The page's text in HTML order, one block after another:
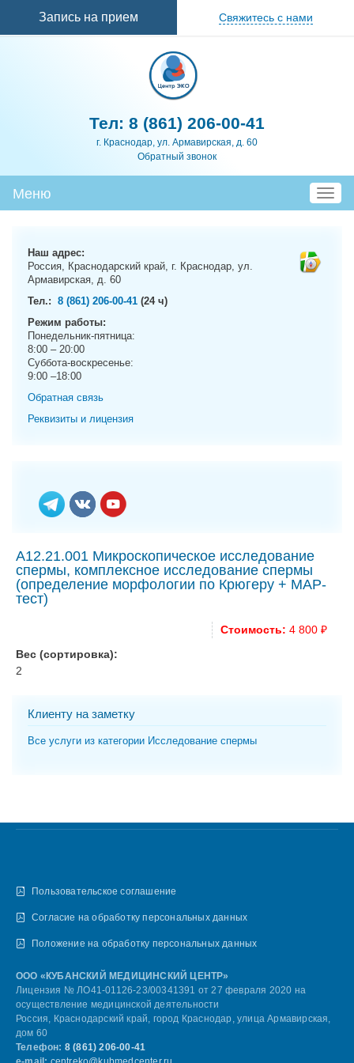
Запись на прием Свяжитесь с нами
Тел: 8 (861) 206-00-41
г. Краснодар, ул. Армавирская, д. 60
Обратный звонок
T
o
Меню
Наш адрес:
Россия, Краснодарский край, г. Краснодар, ул.
Армавирская, д. 60
Тел.: 8 (861) 206-00-41 (24 ч)
Режим работы:
Понедельник-пятница:
8:00 – 20:00
Суббота-воскресенье:
9:00 –18:00
Обратная связь
Реквизиты и лицензия
A12.21.001 Микроскопическое исследование
спермы, комплексное исследование спермы
(определение морфологии по Крюгеру + MAР-
тест)
Стоимость: 4 800 ₽
Вес (сортировка):
2
Клиенту на заметку
Все услуги из категории Исследование спермы
Пользовательское соглашение
Согласие на обработку персональных данных
Положение на обработку персональных данных
ООО «КУБАНСКИЙ МЕДИЦИНСКИЙ ЦЕНТР»
Лицензия № ЛО41-01126-23/00341391 от 27 февраля 2020 на
осуществление медицинской деятельности
Россия, Краснодарский край, город Краснодар, улица Армавирская,
дом 60
Телефон: 8 (861) 206-00-41